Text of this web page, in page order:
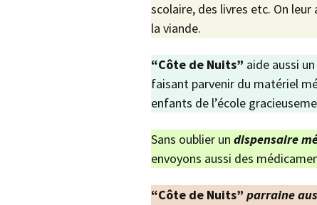
scolaire, des livres etc. On
la viande.
“Côte de Nuits” aide aussi un
faisant parvenir du matériel
enfants de l’école
Sans oublier un dispensaire
envoyons aussi des
“Côte de Nuits” parraine